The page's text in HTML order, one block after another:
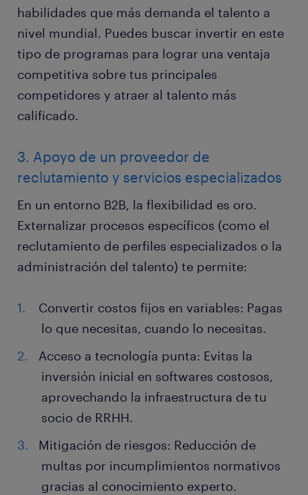
habilidades que más demanda el talento a
nivel mundial. Puedes buscar invertir en este
tipo de programas para lograr una ventaja
competitiva sobre tus principales
competidores y atraer al talento más
calificado.
3. Apoyo de un proveedor de
reclutamiento y servicios especializados
En un entorno B2B, la flexibilidad es oro.
Externalizar procesos específicos (como el
reclutamiento de perfiles especializados o la
administración del talento) te permite:
Convertir costos fijos en variables: Pagas
lo que necesitas, cuando lo necesitas.
Acceso a tecnología punta: Evitas la
inversión inicial en softwares costosos,
aprovechando la infraestructura de tu
socio de RRHH.
Mitigación de riesgos: Reducción de
multas por incumplimientos normativos
gracias al conocimiento experto.